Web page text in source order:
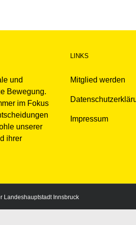
und
Bewegung.
im Fokus
unserer
ihrer
LINKS
Mitglied werden
Impressum
Landeshauptstadt Innsbruck